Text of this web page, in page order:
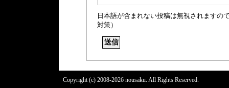
日本語が含まれない投稿は無視されますの
対策）
Copyright (c) 2008-2026 nousaku. All Rights Reserved.